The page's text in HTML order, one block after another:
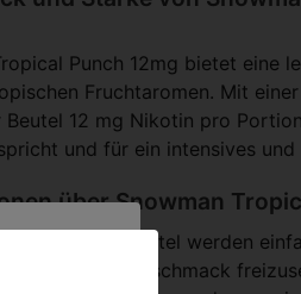
Punch 12mg bietet eine
Fruchtaromen. Mit
12 mg Nikotin pro
und für ein intensives
über Snowman
Nikotinbeutel werden
Nikotin und Geschmack